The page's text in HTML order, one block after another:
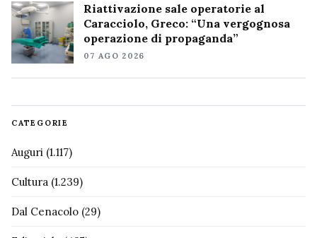
Riattivazione sale operatorie al
Caracciolo, Greco: “Una vergognosa
operazione di propaganda”
07 AGO 2026
CATEGORIE
Auguri (1.117)
Cultura (1.239)
Dal Cenacolo (29)